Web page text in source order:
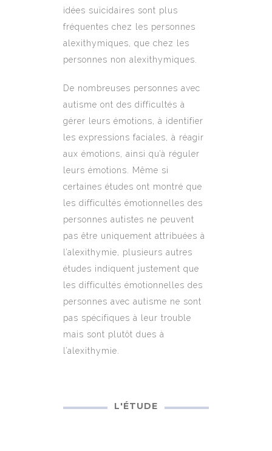
idées suicidaires sont plus
fréquentes chez les personnes
alexithymiques, que chez les
personnes non alexithymiques.
De nombreuses personnes avec
autisme ont des difficultés à
gérer leurs émotions, à identifier
les expressions faciales, à réagir
aux émotions, ainsi qu’à réguler
leurs émotions. Même si
certaines études ont montré que
les difficultés émotionnelles des
personnes autistes ne peuvent
pas être uniquement attribuées à
l’alexithymie, plusieurs autres
études indiquent justement que
les difficultés émotionnelles des
personnes avec autisme ne sont
pas spécifiques à leur trouble
mais sont plutôt dues à
l’alexithymie.
L'ÉTUDE